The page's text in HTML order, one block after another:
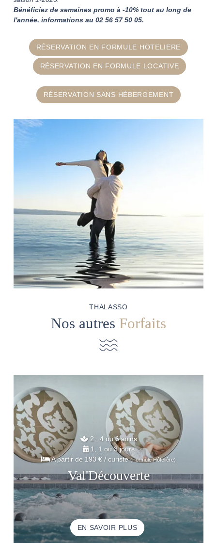
Bénéficiez de semaines promo à -10% tout au long de
l'année, informations au 02 56 57 50 05.
RÉSERVATION EN FORMULE HOTELIERE
RÉSERVATION EN FORMULE LOCATIVE
RÉSERVATION SANS HÉBERGEMENT
THALASSO
Nos autres Forfaits
Val'Découverte
2 , 4 ou 6 soins
1, 1 ou 3 jours
A partir de 193 € / curiste(Formule Hôtelière)
EN SAVOIR PLUS